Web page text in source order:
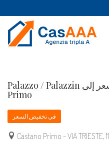
Palazzo / Palazzin في تخفيض السعر إلى Castano
Primo
في تخفيض السعر
Castano Primo - VIA TRIESTE, 11